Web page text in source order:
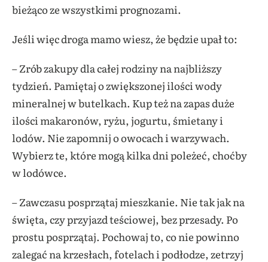
bieżąco ze wszystkimi prognozami.
Jeśli więc droga mamo wiesz, że będzie upał to:
– Zrób zakupy dla całej rodziny na najbliższy
tydzień. Pamiętaj o zwiększonej ilości wody
mineralnej w butelkach. Kup też na zapas duże
ilości makaronów, ryżu, jogurtu, śmietany i
lodów. Nie zapomnij o owocach i warzywach.
Wybierz te, które mogą kilka dni poleżeć, choćby
w lodówce.
– Zawczasu posprzątaj mieszkanie. Nie tak jak na
święta, czy przyjazd teściowej, bez przesady. Po
prostu posprzątaj. Pochowaj to, co nie powinno
zalegać na krzesłach, fotelach i podłodze, zetrzyj